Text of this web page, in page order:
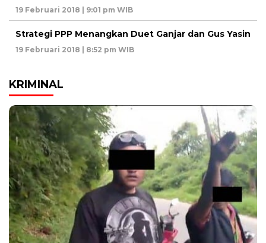
19 Februari 2018 | 9:01 pm WIB
Strategi PPP Menangkan Duet Ganjar dan Gus Yasin
19 Februari 2018 | 8:52 pm WIB
KRIMINAL